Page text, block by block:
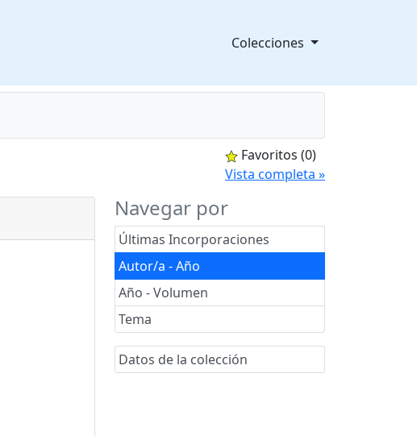
Colecciones
desplegable
Favoritos (0)
Vista completa »
Navegar por
Últimas Incorporaciones
Autor/a - Año
Año - Volumen
Tema
Datos de la colección